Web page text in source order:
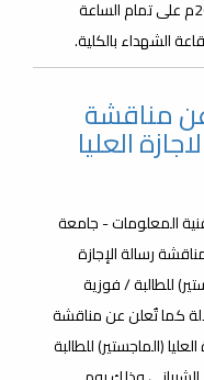
14-11-2022م على تمام الساعة
مناقشة
العليا
المعلومات - جامعة
رسالة الإجازة
للطالبة / فوزية
كما تٌعلن عن مناقشة
(الماجستير) للطالبة